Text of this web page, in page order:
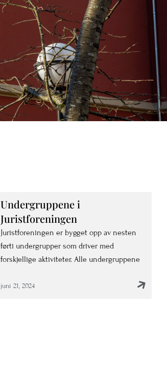
Undergruppene i
Juristforeningen
Juristforeningen er bygget opp av nesten
førti undergrupper som driver med
forskjellige aktiviteter. Alle undergruppene
juni 21, 2024